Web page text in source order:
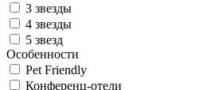
3 звезды
4 звезды
5 звезд
Особенности
Pet Friendly
Конференц-отели